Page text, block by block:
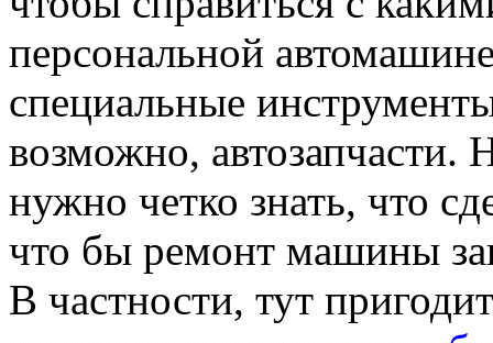
персональной
специальные
возможно, автозапчасти.
нужно четко знать, что
что бы ремонт машины
В частности, тут